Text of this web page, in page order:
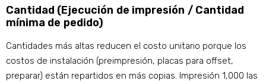
Cantidad (Ejecución de impresión / Cantidad
mínima de pedido)
Cantidades más altas reducen el costo unitario porque los
costos de instalación (preimpresión, placas para offset,
preparar) están repartidos en más copias. Impresión 1,000 las